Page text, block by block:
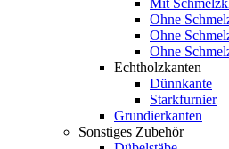
Mit
Ohne
Ohne
Ohne
Echtholzkanten
Dünnkante
Starkfurnier
Grundierkanten
Sonstiges Zubehör